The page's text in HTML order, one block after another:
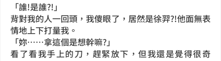
「誰!是誰?!」
背對我的人一回頭，我傻眼了，居然是徐羿?!他面無表
情地上下打量我。
「妳……拿這個是想幹嘛?」
看了看我手上的刀，趕緊放下，但我還是覺得很奇